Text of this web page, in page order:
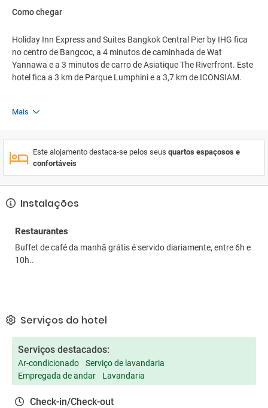
Como chegar
Holiday Inn Express and Suites Bangkok Central Pier by IHG fica
no centro de Bangcoc, a 4 minutos de caminhada de Wat
Yannawa e a 3 minutos de carro de Asiatique The Riverfront. Este
hotel fica a 3 km de Parque Lumphini e a 3,7 km de ICONSIAM.
Mais
Este alojamento destaca-se pelos seus quartos espaçosos e
confortáveis
Instalações
Restaurantes
Buffet de café da manhã grátis é servido diariamente, entre 6h e
10h..
Serviços do hotel
Serviços destacados:
Ar-condicionado
Serviço de lavandaria
Empregada de andar
Lavandaria
Check-in/Check-out